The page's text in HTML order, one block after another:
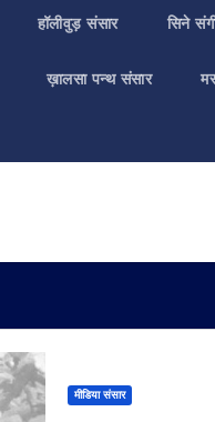
हॉलीवुड़ संसार सिने
ख़ालसा पन्थ संसार
मीडिया संसार